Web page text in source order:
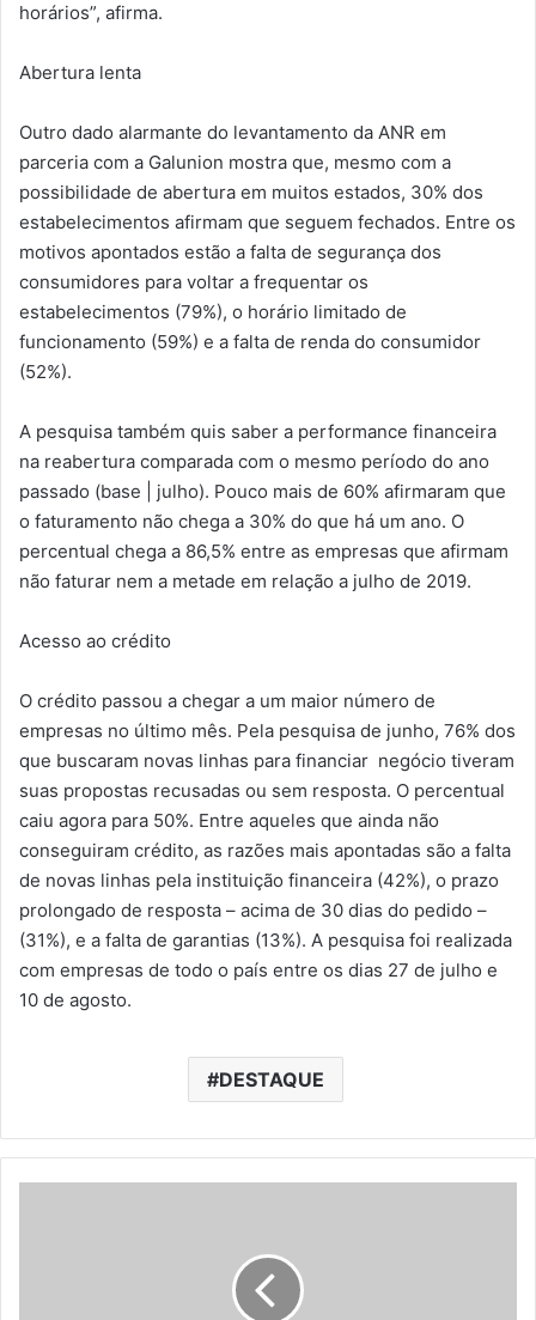
horários”, afirma.
Abertura lenta
Outro dado alarmante do levantamento da ANR em
parceria com a Galunion mostra que, mesmo com a
possibilidade de abertura em muitos estados, 30% dos
estabelecimentos afirmam que seguem fechados. Entre os
motivos apontados estão a falta de segurança dos
consumidores para voltar a frequentar os
estabelecimentos (79%), o horário limitado de
funcionamento (59%) e a falta de renda do consumidor
(52%).
A pesquisa também quis saber a performance financeira
na reabertura comparada com o mesmo período do ano
passado (base | julho). Pouco mais de 60% afirmaram que
o faturamento não chega a 30% do que há um ano. O
percentual chega a 86,5% entre as empresas que afirmam
não faturar nem a metade em relação a julho de 2019.
Acesso ao crédito
O crédito passou a chegar a um maior número de
empresas no último mês. Pela pesquisa de junho, 76% dos
que buscaram novas linhas para financiar negócio tiveram
suas propostas recusadas ou sem resposta. O percentual
caiu agora para 50%. Entre aqueles que ainda não
conseguiram crédito, as razões mais apontadas são a falta
de novas linhas pela instituição financeira (42%), o prazo
prolongado de resposta – acima de 30 dias do pedido –
(31%), e a falta de garantias (13%). A pesquisa foi realizada
com empresas de todo o país entre os dias 27 de julho e
10 de agosto.
DESTAQUE